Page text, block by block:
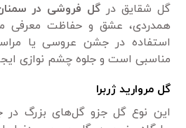
گل شقایق در گل فروشی در
همدردی، عشق و حفاظت معرفی
استفاده در جشن عروسی یا
مناسبی است و جلوه چشم نوازی
گل مروارید ژربرا
این نوع گل جزو گل‌های بزرگ در